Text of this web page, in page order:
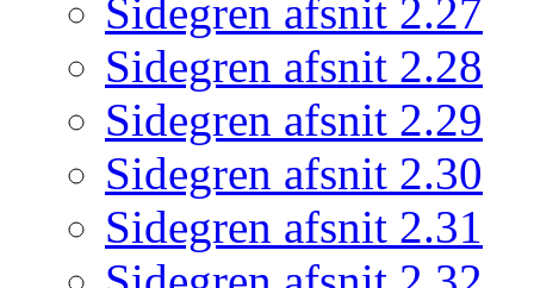
Sidegren afsnit 2.27
Sidegren afsnit 2.28
Sidegren afsnit 2.29
Sidegren afsnit 2.30
Sidegren afsnit 2.31